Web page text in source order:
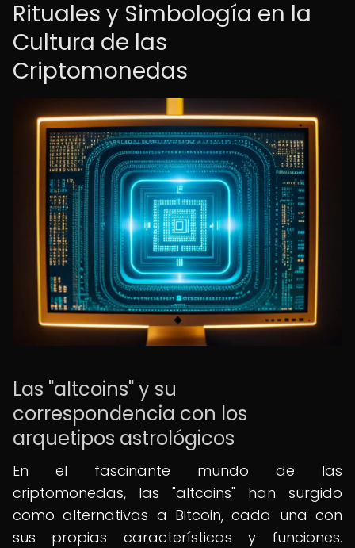
Rituales y Simbología en la
Cultura de las
Criptomonedas
Las "altcoins" y su
correspondencia con los
arquetipos astrológicos
En el fascinante mundo de las
criptomonedas, las "altcoins" han surgido
como alternativas a Bitcoin, cada una con
sus propias características y funciones.